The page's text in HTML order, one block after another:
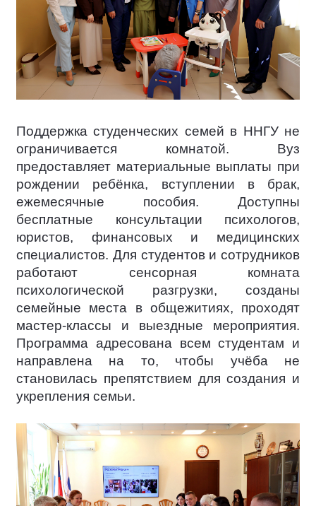
Поддержка студенческих семей в ННГУ не
ограничивается комнатой. Вуз
предоставляет материальные выплаты при
рождении ребёнка, вступлении в брак,
ежемесячные пособия. Доступны
бесплатные консультации психологов,
юристов, финансовых и медицинских
специалистов. Для студентов и сотрудников
работают сенсорная комната
психологической разгрузки, созданы
семейные места в общежитиях, проходят
мастер-классы и выездные мероприятия.
Программа адресована всем студентам и
направлена на то, чтобы учёба не
становилась препятствием для создания и
укрепления семьи.